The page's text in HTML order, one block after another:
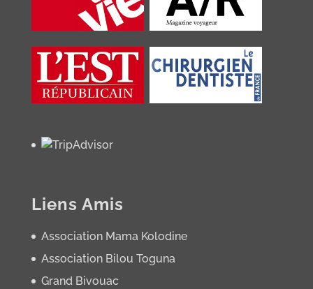
Liens Amis
Association Mama Kolodine
Association Bilou Toguna
Grand Bivouac